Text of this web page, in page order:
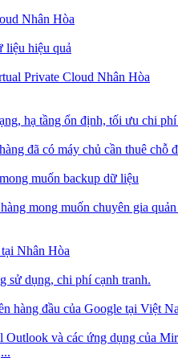
Nhân Hòa
liệu hiệu quả
Private Cloud Nhân Hòa
hạ tầng ổn định, tối ưu chi
đã có máy chủ cần thuê chỗ
muốn backup dữ liệu
mong muốn chuyên gia
Nhân Hòa
sử dụng, chi phí cạnh tranh.
hàng đầu của Google tại Việt
Outlook và các ứng dụng của